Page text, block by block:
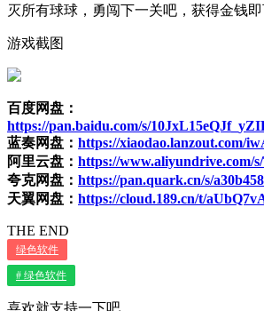
灭所有球球，勇闯下一关吧，获得金钱即
游戏截图
百度网盘：
https://pan.baidu.com/s/
蓝奏网盘： https://xiaodao.lanzout.com/
阿里云盘： https://www.aliyundrive.com/
夸克网盘： https://pan.quark.cn/s/
天翼网盘： https://cloud.189.cn/t/
THE END
绿色软件
# 绿色软件
喜欢就支持一下吧